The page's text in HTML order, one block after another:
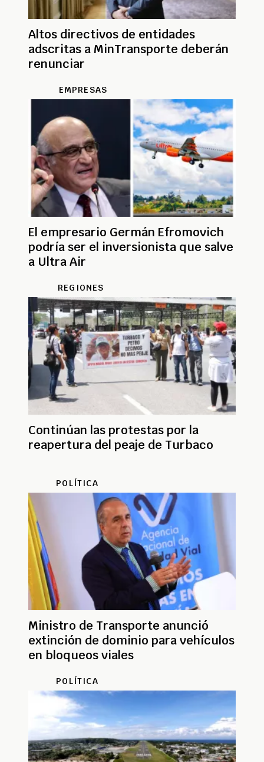
Altos directivos de entidades
adscritas a MinTransporte deberán
renunciar
EMPRESAS
El empresario Germán Efromovich
podría ser el inversionista que salve
a Ultra Air
REGIONES
Continúan las protestas por la
reapertura del peaje de Turbaco
POLÍTICA
Ministro de Transporte anunció
extinción de dominio para vehículos
en bloqueos viales
POLÍTICA